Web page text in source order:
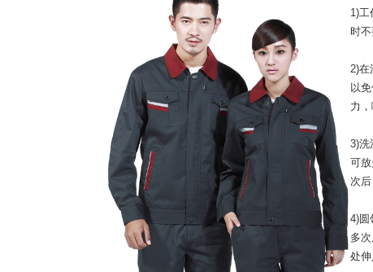
1)
时
2)在
以
力，
3)洗
可
次
4)圆
多
处伸